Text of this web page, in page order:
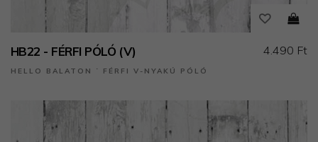
HB22 - FÉRFI PÓLÓ (V)
HELLO BALATON ˙ FÉRFI V-NYAKÚ PÓLÓ
4.490 Ft